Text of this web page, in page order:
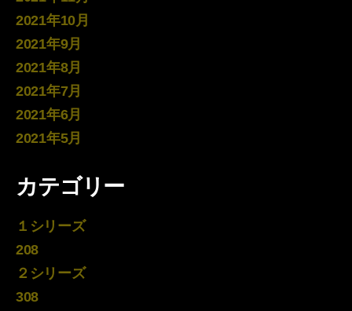
2021年10月
2021年9月
2021年8月
2021年7月
2021年6月
2021年5月
カテゴリー
１シリーズ
208
２シリーズ
308